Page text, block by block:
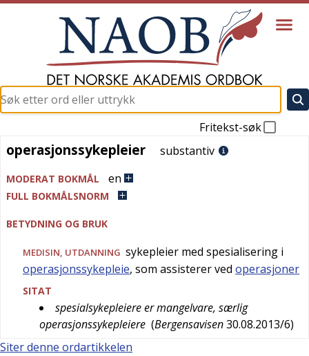
Fritekst-søk
operasjonssykepleier
operasjonssykepleier substantiv
MODERAT BOKMÅL en
FULL BOKMÅLSNORM
BETYDNING OG BRUK
MEDISIN, UTDANNING sykepleier med spesialisering i
operasjonssykepleie, som assisterer ved operasjoner
SITAT
spesialsykepleiere er mangelvare, særlig
operasjonssykepleiere (Bergensavisen30.08.2013/6)
Siter denne ordartikkelen